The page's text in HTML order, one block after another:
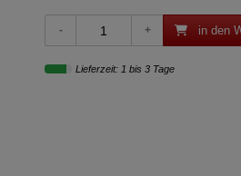
in den
Lieferzeit: 1 bis 3 Tage